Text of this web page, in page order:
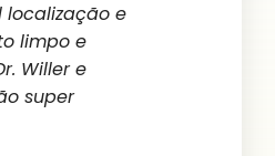
localização e
limpo e
Willer e
super
profissionais
a toda a
maravilhoso todos
Merecem mais
❤
sensação de
Muito bom
atendimento
até o
Eu